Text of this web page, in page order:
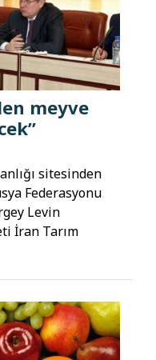
meyve
sitesinden
Federasyonu
Levin
İran Tarım